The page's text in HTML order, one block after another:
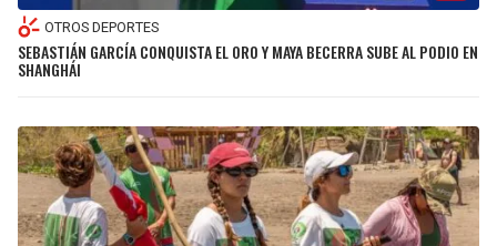
OTROS DEPORTES
SEBASTIÁN GARCÍA CONQUISTA EL ORO Y MAYA BECERRA SUBE AL PODIO EN
SHANGHÁI